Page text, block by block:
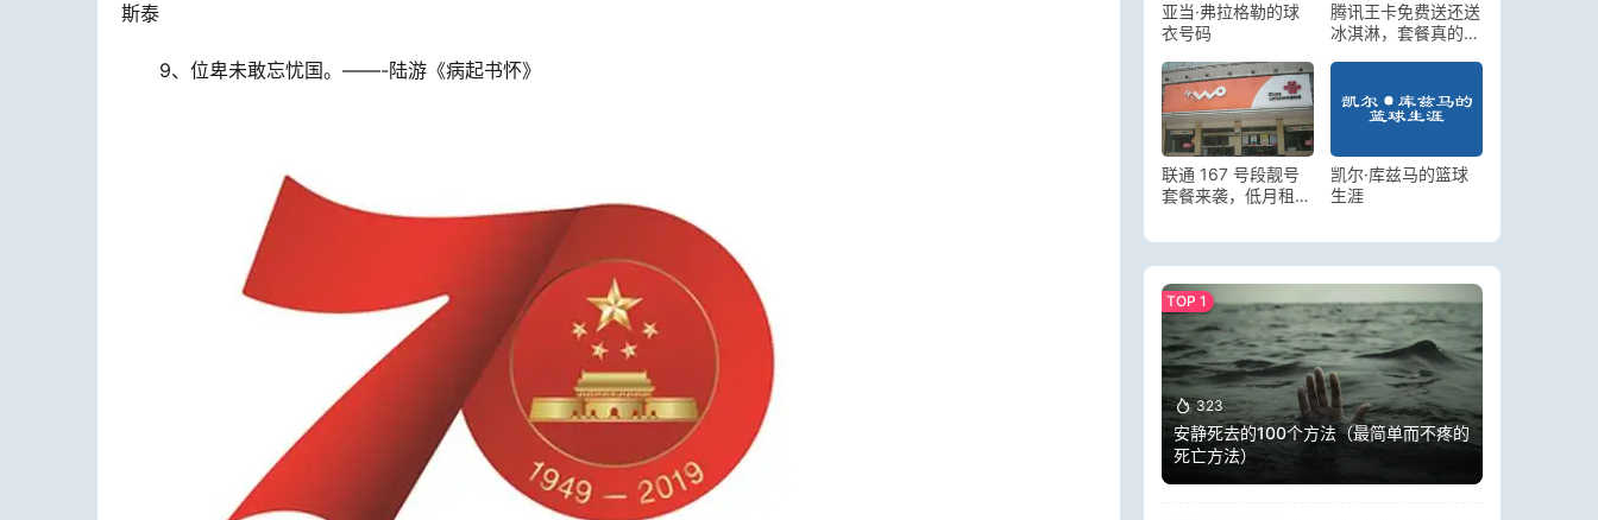
斯泰
9、位卑未敢忘忧国。——-陆游《病起书怀》
亚当·弗拉格勒的球
衣号码
腾讯王卡免费送还送
冰淇淋，套餐真的省
联通 167 号段靓号
套餐来袭，低月租享
凯尔·库兹马的篮球
生涯
323
安静死去的100个方法（最简单而不疼的
死亡方法）